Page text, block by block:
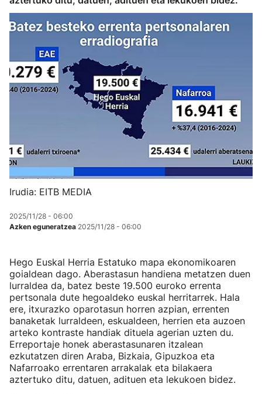
Irudia: EITB MEDIA
2025/11/28 - 06:00
Azken eguneratzea 2025/11/28 - 06:00
Hego Euskal Herria Estatuko mapa ekonomikoaren
goialdean dago. Aberastasun handiena metatzen duen
lurraldea da, batez beste 19.500 euroko errenta
pertsonala dute hegoaldeko euskal herritarrek. Hala
ere, itxurazko oparotasun horren azpian, errenten
banaketak lurraldeen, eskualdeen, herrien eta auzoen
arteko kontraste handiak dituela agerian uzten du.
Erreportaje honek aberastasunaren itzalean
ezkutatzen diren Araba, Bizkaia, Gipuzkoa eta
Nafarroako errentaren arrakalak eta bilakaera
aztertuko ditu, datuen, adituen eta lekukoen bidez.